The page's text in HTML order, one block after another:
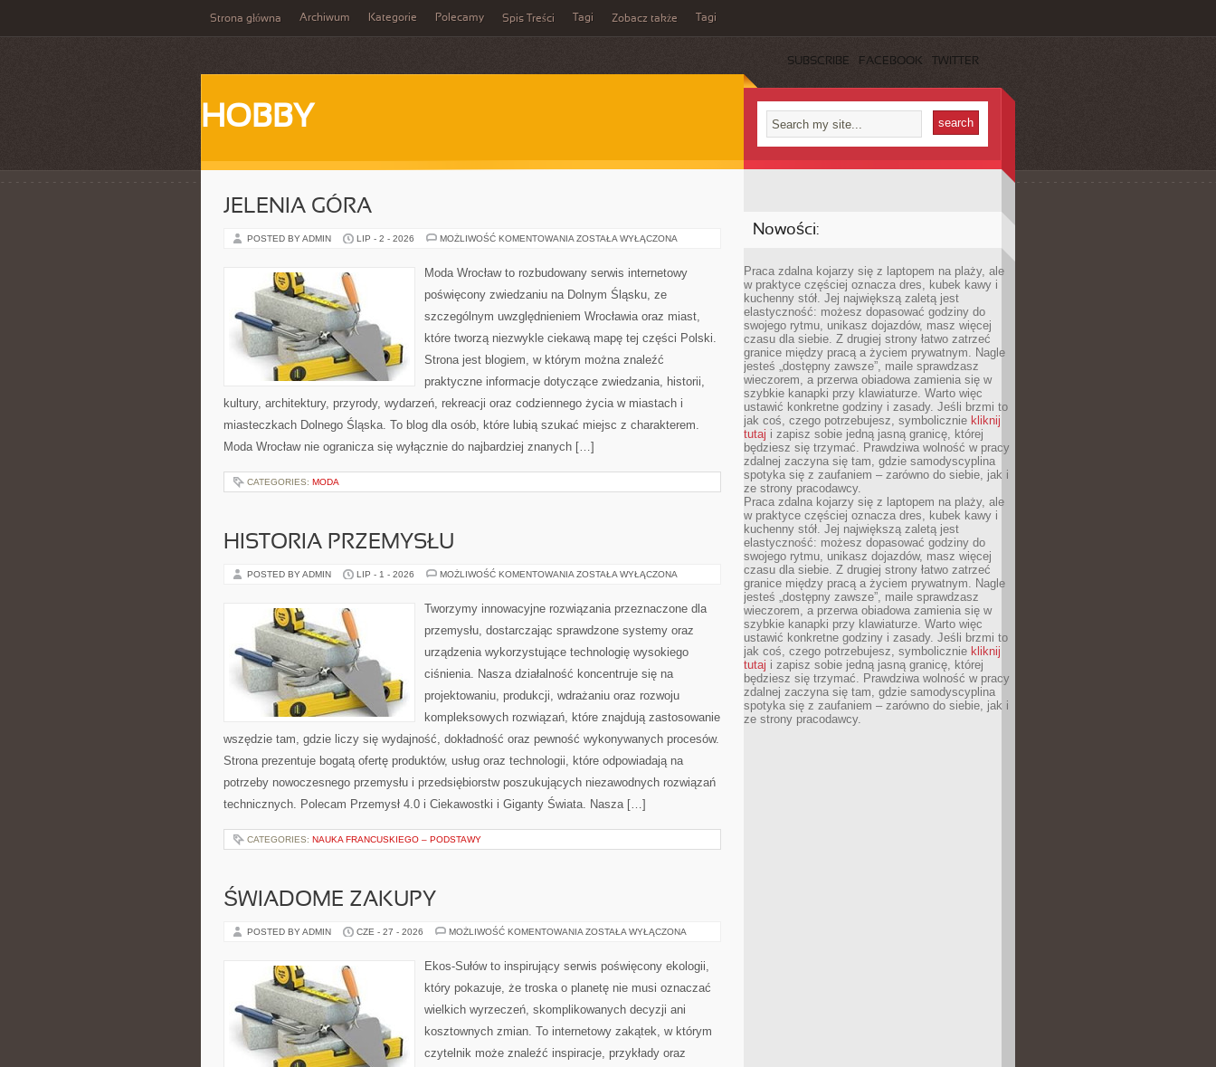
Strona główna Archiwum Kategorie Polecamy Spis Treści Tagi Zobacz także Tagi
SUBSCRIBE FACEBOOK TWITTER
HOBBY
JELENIA GÓRA
POSTED BY ADMIN LIP - 2 - 2026 MOŻLIWOŚĆ KOMENTOWANIA JELENIA
ZOSTAŁA WYŁĄCZONA
Moda Wrocław to rozbudowany serwis internetowy
poświęcony zwiedzaniu na Dolnym Śląsku, ze
szczególnym uwzględnieniem Wrocławia oraz miast,
które tworzą niezwykle ciekawą mapę tej części Polski.
Strona jest blogiem, w którym można znaleźć
praktyczne informacje dotyczące zwiedzania, historii,
kultury, architektury, przyrody, wydarzeń, rekreacji oraz codziennego życia w miastach i
miasteczkach Dolnego Śląska. To blog dla osób, które lubią szukać miejsc z charakterem.
Moda Wrocław nie ogranicza się wyłącznie do najbardziej znanych […]
CATEGORIES: MODA
HISTORIA PRZEMYSŁU
POSTED BY ADMIN LIP - 1 - 2026 MOŻLIWOŚĆ KOMENTOWANIA HISTORIA
ZOSTAŁA WYŁĄCZONA
Tworzymy innowacyjne rozwiązania przeznaczone dla
przemysłu, dostarczając sprawdzone systemy oraz
urządzenia wykorzystujące technologię wysokiego
ciśnienia. Nasza działalność koncentruje się na
projektowaniu, produkcji, wdrażaniu oraz rozwoju
kompleksowych rozwiązań, które znajdują zastosowanie
wszędzie tam, gdzie liczy się wydajność, dokładność oraz pewność wykonywanych procesów.
Strona prezentuje bogatą ofertę produktów, usług oraz technologii, które odpowiadają na
potrzeby nowoczesnego przemysłu i przedsiębiorstw poszukujących niezawodnych rozwiązań
technicznych. Polecam Przemysł 4.0 i Ciekawostki i Giganty Świata. Nasza […]
CATEGORIES: NAUKA FRANCUSKIEGO – PODSTAWY
ŚWIADOME ZAKUPY
POSTED BY ADMIN CZE - 27 - 2026 MOŻLIWOŚĆ KOMENTOWANIA ŚWIADOME
ZOSTAŁA WYŁĄCZONA
Ekos-Sułów to inspirujący serwis poświęcony ekologii,
który pokazuje, że troska o planetę nie musi oznaczać
wielkich wyrzeczeń, skomplikowanych decyzji ani
kosztownych zmian. To internetowy zakątek, w którym
czytelnik może znaleźć inspiracje, przykłady oraz
Nowości:
Praca zdalna kojarzy się z laptopem na plaży, ale
w praktyce częściej oznacza dres, kubek kawy i
kuchenny stół. Jej największą zaletą jest
elastyczność: możesz dopasować godziny do
swojego rytmu, unikasz dojazdów, masz więcej
czasu dla siebie. Z drugiej strony łatwo zatrzeć
granice między pracą a życiem prywatnym. Nagle
jesteś „dostępny zawsze”, maile sprawdzasz
wieczorem, a przerwa obiadowa zamienia się w
szybkie kanapki przy klawiaturze. Warto więc
ustawić konkretne godziny i zasady. Jeśli brzmi to
jak coś, czego potrzebujesz, symbolicznie kliknij
tutaj i zapisz sobie jedną jasną granicę, której
będziesz się trzymać. Prawdziwa wolność w pracy
zdalnej zaczyna się tam, gdzie samodyscyplina
spotyka się z zaufaniem – zarówno do siebie, jak i
ze strony pracodawcy.
Praca zdalna kojarzy się z laptopem na plaży, ale
w praktyce częściej oznacza dres, kubek kawy i
kuchenny stół. Jej największą zaletą jest
elastyczność: możesz dopasować godziny do
swojego rytmu, unikasz dojazdów, masz więcej
czasu dla siebie. Z drugiej strony łatwo zatrzeć
granice między pracą a życiem prywatnym. Nagle
jesteś „dostępny zawsze”, maile sprawdzasz
wieczorem, a przerwa obiadowa zamienia się w
szybkie kanapki przy klawiaturze. Warto więc
ustawić konkretne godziny i zasady. Jeśli brzmi to
jak coś, czego potrzebujesz, symbolicznie kliknij
tutaj i zapisz sobie jedną jasną granicę, której
będziesz się trzymać. Prawdziwa wolność w pracy
zdalnej zaczyna się tam, gdzie samodyscyplina
spotyka się z zaufaniem – zarówno do siebie, jak i
ze strony pracodawcy.